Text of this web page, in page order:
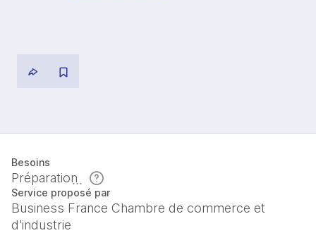
Besoins
Préparation
Service proposé par
Business France Chambre de commerce et
d'industrie